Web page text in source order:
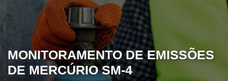
MONITORAMENTO DE EMISSÕES
DE MERCÚRIO SM-4